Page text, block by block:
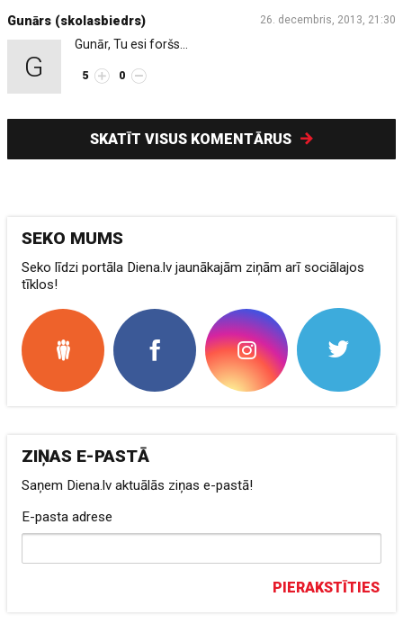
26. decembris, 2013, 21:30
Gunārs (skolasbiedrs)
G
Gunār, Tu esi foršs...
5 0
SKATĪT VISUS KOMENTĀRUS
SEKO MUMS
Seko līdzi portāla Diena.lv jaunākajām ziņām arī sociālajos
tīklos!
ZIŅAS E-PASTĀ
Saņem Diena.lv aktuālās ziņas e-pastā!
E-pasta adrese
PIERAKSTĪTIES